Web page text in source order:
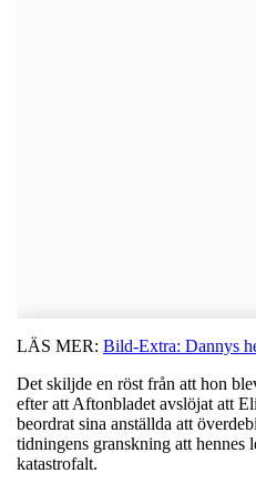
LÄS MER: Bild-Extra: Dannys
Det skiljde en röst från att hon
efter att Aftonbladet avslöjat att
beordrat sina anställda att
tidningens granskning att hennes
katastrofalt.